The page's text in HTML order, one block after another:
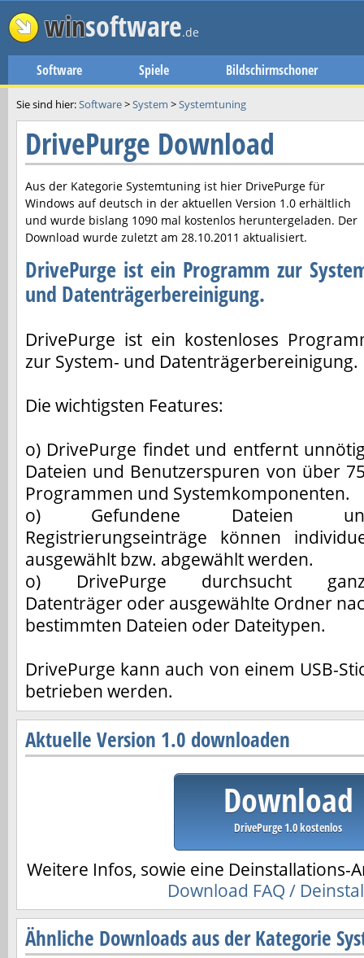
winsoftware.de
Software Spiele Bildschirmschoner
Sie sind hier:Software>System >Systemtuning
DrivePurge Download
Aus der Kategorie Systemtuning ist hier DrivePurge für
Windows auf deutsch in der aktuellen Version 1.0 erhältlich
und wurde bislang 1090 mal kostenlos heruntergeladen. Der
Download wurde zuletzt am 28.10.2011 aktualisiert.
DrivePurge ist ein Programm zur
und Datenträgerbereinigung.
DrivePurge ist ein kostenloses
zur System- und Datenträgerbereinigung.
Die wichtigsten Features:
o) DrivePurge findet und entfernt
Dateien und Benutzerspuren von über
Programmen und Systemkomponenten.
o) Gefundene Dateien
Registrierungseinträge können
ausgewählt bzw. abgewählt werden.
o) DrivePurge durchsucht
Datenträger oder ausgewählte Ordner
bestimmten Dateien oder Dateitypen.
DrivePurge kann auch von einem USB-
betrieben werden.
Aktuelle Version 1.0 downloaden
Download
DrivePurge 1.0 kostenlos
Weitere Infos, sowie eine Deinstallations-
Download FAQ /
Ähnliche Downloads aus der Kategorie